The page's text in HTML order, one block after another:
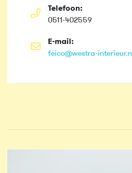
Telefoon:
0511-402559
E-mail:
feico@westra-interieur.nl